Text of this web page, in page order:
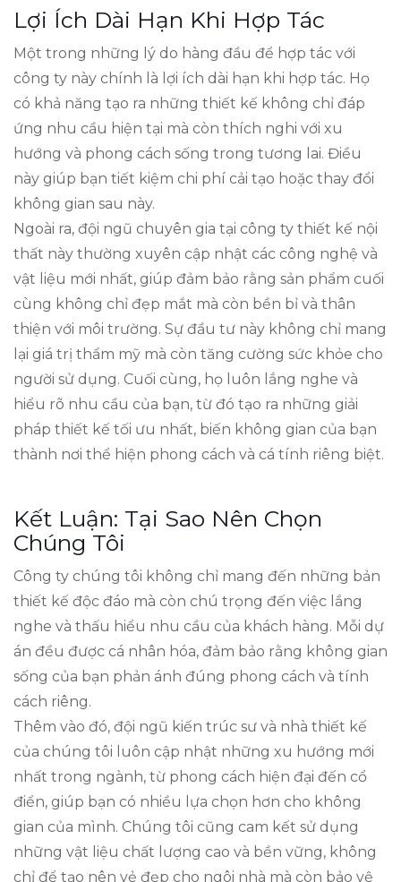
Lợi Ích Dài Hạn Khi Hợp Tác
Một trong những lý do hàng đầu để hợp tác với
công ty này chính là lợi ích dài hạn khi hợp tác. Họ
có khả năng tạo ra những thiết kế không chỉ đáp
ứng nhu cầu hiện tại mà còn thích nghi với xu
hướng và phong cách sống trong tương lai. Điều
này giúp bạn tiết kiệm chi phí cải tạo hoặc thay đổi
không gian sau này.
Ngoài ra, đội ngũ chuyên gia tại công ty thiết kế nội
thất này thường xuyên cập nhật các công nghệ và
vật liệu mới nhất, giúp đảm bảo rằng sản phẩm cuối
cùng không chỉ đẹp mắt mà còn bền bỉ và thân
thiện với môi trường. Sự đầu tư này không chỉ mang
lại giá trị thẩm mỹ mà còn tăng cường sức khỏe cho
người sử dụng. Cuối cùng, họ luôn lắng nghe và
hiểu rõ nhu cầu của bạn, từ đó tạo ra những giải
pháp thiết kế tối ưu nhất, biến không gian của bạn
thành nơi thể hiện phong cách và cá tính riêng biệt.
Kết Luận: Tại Sao Nên Chọn
Chúng Tôi
Công ty chúng tôi không chỉ mang đến những bản
thiết kế độc đáo mà còn chú trọng đến việc lắng
nghe và thấu hiểu nhu cầu của khách hàng. Mỗi dự
án đều được cá nhân hóa, đảm bảo rằng không gian
sống của bạn phản ánh đúng phong cách và tính
cách riêng.
Thêm vào đó, đội ngũ kiến trúc sư và nhà thiết kế
của chúng tôi luôn cập nhật những xu hướng mới
nhất trong ngành, từ phong cách hiện đại đến cổ
điển, giúp bạn có nhiều lựa chọn hơn cho không
gian của mình. Chúng tôi cũng cam kết sử dụng
những vật liệu chất lượng cao và bền vững, không
chỉ để tạo nên vẻ đẹp cho ngôi nhà mà còn bảo vệ